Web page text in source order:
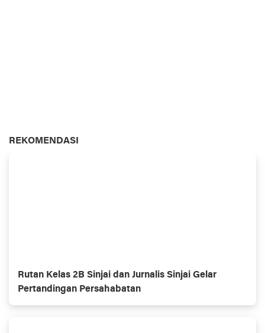
REKOMENDASI
Rutan Kelas 2B Sinjai dan Jurnalis Sinjai Gelar
Pertandingan Persahabatan